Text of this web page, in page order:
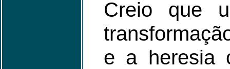
Creio que
e a heresia